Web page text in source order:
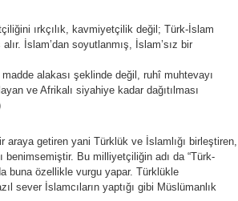
ırkçılık, kavmiyetçilik değil; Türk-İslam
İslam’dan soyutlanmış, İslam’sız bir
alakası şeklinde değil, ruhî muhtevayı
ve Afrikalı siyahiye kadar dağıtılması
getiren yani Türklük ve İslamlığı birleştiren,
Bu milliyetçiliğin adı da “Türk-
buna özellikle vurgu yapar. Türklükle
sever İslamcıların yaptığı gibi Müslümanlık